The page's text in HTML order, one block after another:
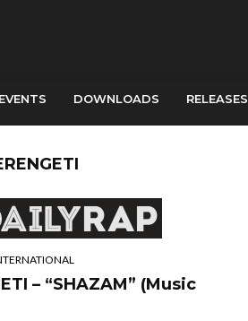
EVENTS DOWNLOADS RELEASES
– “SHAZAM” (Music